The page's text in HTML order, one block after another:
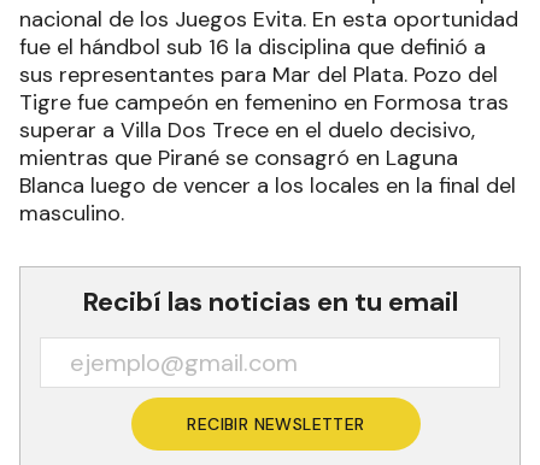
nacional de los Juegos Evita. En esta oportunidad
fue el hándbol sub 16 la disciplina que definió a
sus representantes para Mar del Plata. Pozo del
Tigre fue campeón en femenino en Formosa tras
superar a Villa Dos Trece en el duelo decisivo,
mientras que Pirané se consagró en Laguna
Blanca luego de vencer a los locales en la final del
masculino.
Recibí las noticias en tu email
RECIBIR NEWSLETTER